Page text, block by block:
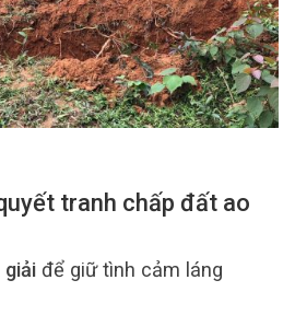
tranh chấp đất ao
giảiđể giữ tình cảm láng